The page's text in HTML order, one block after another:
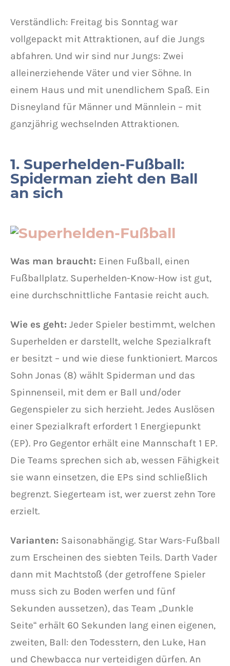
Verständlich: Freitag bis Sonntag war
vollgepackt mit Attraktionen, auf die Jungs
abfahren. Und wir sind nur Jungs: Zwei
alleinerziehende Väter und vier Söhne. In
einem Haus und mit unendlichem Spaß. Ein
Disneyland für Männer und Männlein – mit
ganzjährig wechselnden Attraktionen.
1. Superhelden-Fußball:
Spiderman zieht den Ball
an sich
Was man braucht: Einen Fußball, einen
Fußballplatz. Superhelden-Know-How ist gut,
eine durchschnittliche Fantasie reicht auch.
Wie es geht: Jeder Spieler bestimmt, welchen
Superhelden er darstellt, welche Spezialkraft
er besitzt – und wie diese funktioniert. Marcos
Sohn Jonas (8) wählt Spiderman und das
Spinnenseil, mit dem er Ball und/oder
Gegenspieler zu sich herzieht. Jedes Auslösen
einer Spezialkraft erfordert 1 Energiepunkt
(EP). Pro Gegentor erhält eine Mannschaft 1 EP.
Die Teams sprechen sich ab, wessen Fähigkeit
sie wann einsetzen, die EPs sind schließlich
begrenzt. Siegerteam ist, wer zuerst zehn Tore
erzielt.
Varianten: Saisonabhängig. Star Wars-Fußball
zum Erscheinen des siebten Teils. Darth Vader
dann mit Machtstoß (der getroffene Spieler
muss sich zu Boden werfen und fünf
Sekunden aussetzen), das Team „Dunkle
Seite“ erhält 60 Sekunden lang einen eigenen,
zweiten, Ball: den Todesstern, den Luke, Han
und Chewbacca nur verteidigen dürfen. An